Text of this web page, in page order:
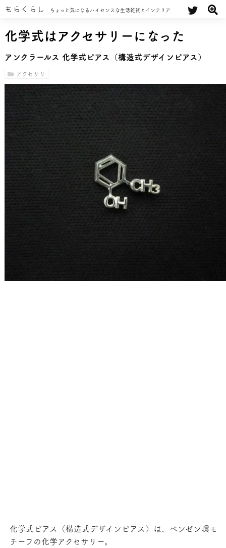
もらくらし ちょっと気になるハイセンスな生活雑貨とインテリア
化学式はアクセサリーになった
アンクラールス 化学式ピアス（構造式デザインピアス）
アクセサリ
化学式ピアス（構造式デザインピアス）は、ベンゼン環モ
チーフの化学アクセサリー。